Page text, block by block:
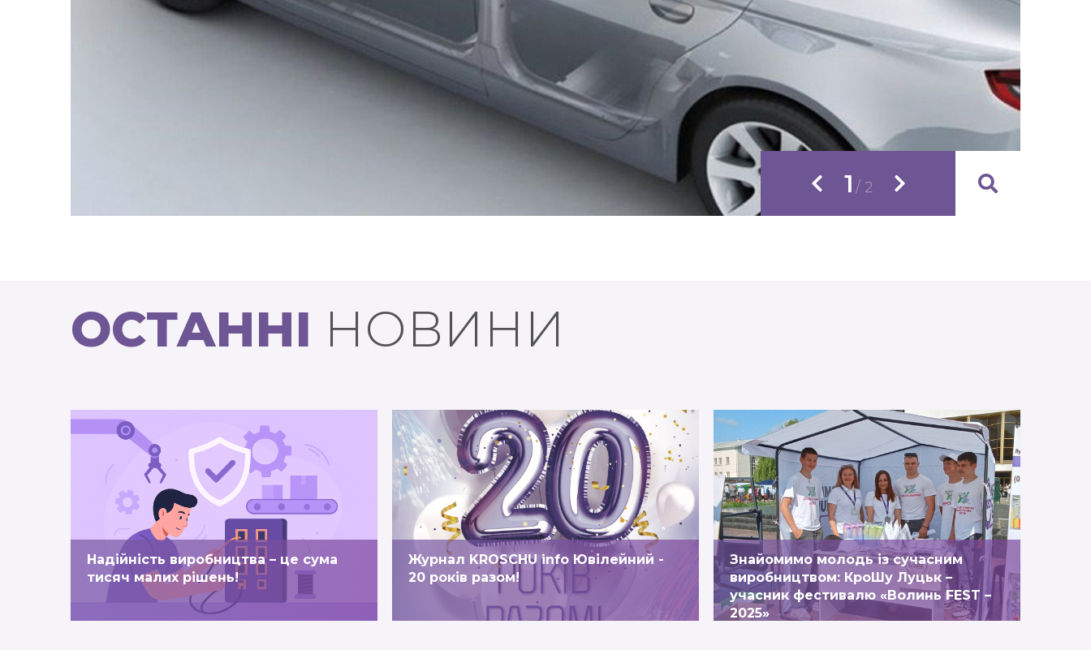
1 / 2
ОСТАННІ НОВИНИ
Надійність виробництва – це сума
тисяч малих рішень!
ПЕРЕГЛЯНУТИ
Журнал KROSCHU info Ювілейний -
20 років разом!
ПЕРЕГЛЯНУТИ
Знайомимо молодь із сучасним
виробництвом: КроШу Луцьк –
учасник фестивалю «Волинь FEST –
2025»
ПЕРЕГЛЯНУТИ